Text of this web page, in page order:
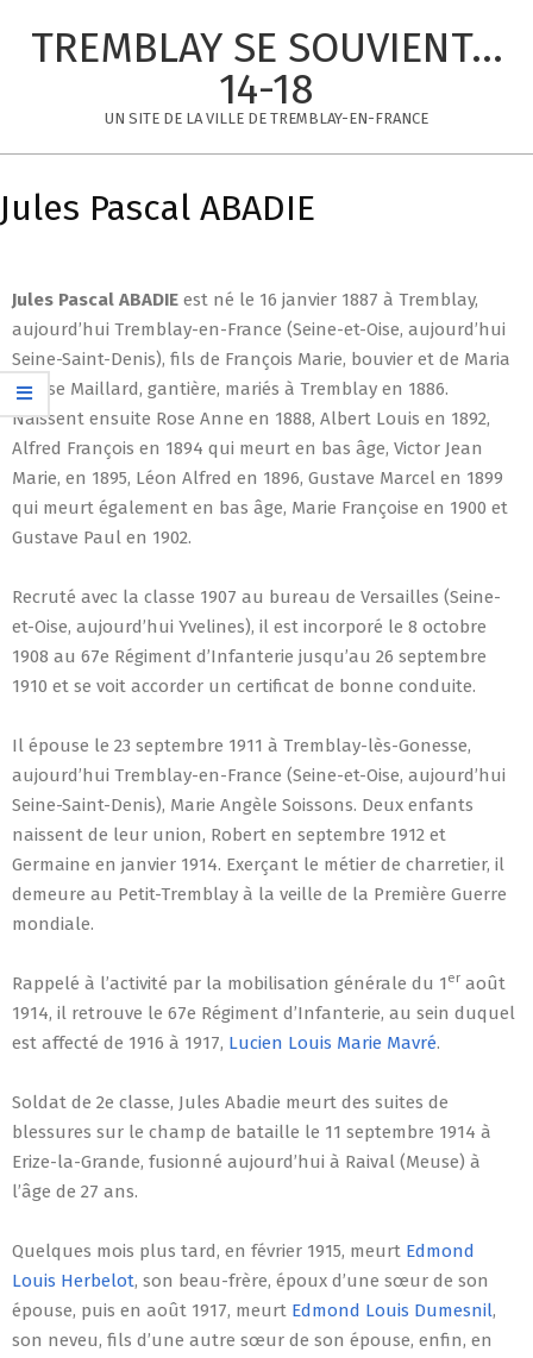
TREMBLAY SE SOUVIENT...
14-18
UN SITE DE LA VILLE DE TREMBLAY-EN-FRANCE
Navigation
Menu
Jules Pascal ABADIE
Jules Pascal ABADIE est né le 16 janvier 1887 à Tremblay,
aujourd’hui Tremblay-en-France (Seine-et-Oise, aujourd’hui
Seine-Saint-Denis), fils de François Marie, bouvier et de Maria
Louise Maillard, gantière, mariés à Tremblay en 1886.
Naissent ensuite Rose Anne en 1888, Albert Louis en 1892,
Alfred François en 1894 qui meurt en bas âge, Victor Jean
Marie, en 1895, Léon Alfred en 1896, Gustave Marcel en 1899
qui meurt également en bas âge, Marie Françoise en 1900 et
Gustave Paul en 1902.
Recruté avec la classe 1907 au bureau de Versailles (Seine-
et-Oise, aujourd’hui Yvelines), il est incorporé le 8 octobre
1908 au 67e Régiment d’Infanterie jusqu’au 26 septembre
1910 et se voit accorder un certificat de bonne conduite.
Il épouse le 23 septembre 1911 à Tremblay-lès-Gonesse,
aujourd’hui Tremblay-en-France (Seine-et-Oise, aujourd’hui
Seine-Saint-Denis), Marie Angèle Soissons. Deux enfants
naissent de leur union, Robert en septembre 1912 et
Germaine en janvier 1914. Exerçant le métier de charretier, il
demeure au Petit-Tremblay à la veille de la Première Guerre
mondiale.
Rappelé à l’activité par la mobilisation générale du 1 er août
1914, il retrouve le 67e Régiment d’Infanterie, au sein duquel
est affecté de 1916 à 1917, Lucien Louis Marie Mavré.
Soldat de 2e classe, Jules Abadie meurt des suites de
blessures sur le champ de bataille le 11 septembre 1914 à
Erize-la-Grande, fusionné aujourd’hui à Raival (Meuse) à
l’âge de 27 ans.
Quelques mois plus tard, en février 1915, meurt Edmond
Louis Herbelot, son beau-frère, époux d’une sœur de son
épouse, puis en août 1917, meurt Edmond Louis Dumesnil,
son neveu, fils d’une autre sœur de son épouse, enfin, en